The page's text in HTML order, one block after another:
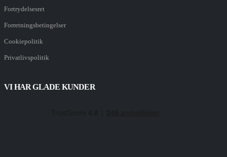
Fortrydelsesret
Forretningsbetingelser
Cookiepolitik
Privatlivspolitik
VI HAR GLADE KUNDER